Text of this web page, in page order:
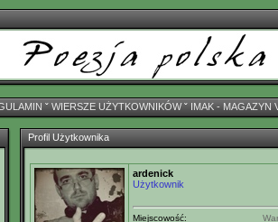
ˇ WIERSZE UŻYTKOWNIKÓWˇ IMAK - MAGAZYN
Profil Użytkownika
ardenick
Użytkownik
Miejscowość: